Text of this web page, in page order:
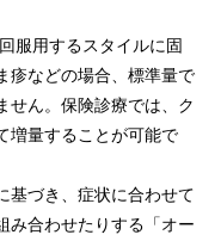
服用するスタイルに固
疹などの場合、標準量で
せん。保険診療では、ク
増量することが可能で
基づき、症状に合わせて
み合わせたりする「オー